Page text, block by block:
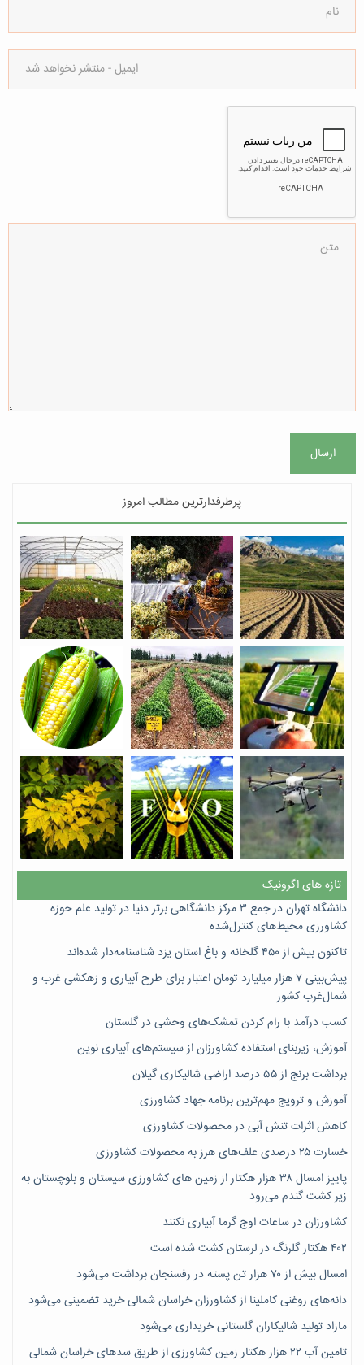
ارسال
پرطرفدارترین مطالب امروز
تازه های اگرونیک
دانشگاه تهران در جمع ۳ مرکز دانشگاهی برتر دنیا در تولید علم حوزه
کشاورزی محیط‌های کنترل‌شده
تاکنون بیش از ۴۵۰ گلخانه و باغ استان یزد شناسنامه‌دار شده‌اند
پیش‌بینی ۷‌ هزار میلیارد تومان اعتبار برای طرح آبیاری و زهکشی غرب و
شمال‌غرب کشور
کسب درآمد با رام کردن تمشک‌های وحشی در گلستان
آموزش، زیربنای استفاده کشاورزان از سیستم‌های آبیاری نوین
برداشت برنج از ۵۵ درصد اراضی شالیکاری گیلان
آموزش و ترویج مهم‌ترین برنامه جهاد کشاورزی
کاهش اثرات تنش آبی در محصولات کشاورزی
خسارت ۲۵ درصدی علف‌های هرز به محصولات کشاورزی
پاییز امسال ۳۸ هزار هکتار از زمین های کشاورزی سیستان و بلوچستان به
زیر کشت گندم می‌رود
کشاورزان در ساعات اوج گرما آبیاری نکنند
۴۰۲ هکتار گلرنگ در لرستان کشت شده است
امسال بیش از ۷۰ هزار تن پسته در رفسنجان برداشت می‌شود
دانه‌های روغنی کاملینا از کشاورزان خراسان شمالی خرید تضمینی می‌شود
مازاد تولید شالیکاران گلستانی خریداری می‌شود
تامین آب ۲۲ هزار هکتار زمین کشاورزی از طریق سدهای خراسان شمالی